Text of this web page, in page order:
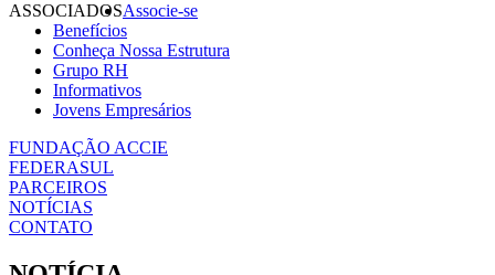
ASSOCIADOSAssocie-se
Benefícios
Conheça Nossa Estrutura
Grupo RH
Informativos
Jovens Empresários
FUNDAÇÃO ACCIE
FEDERASUL
PARCEIROS
NOTÍCIAS
CONTATO